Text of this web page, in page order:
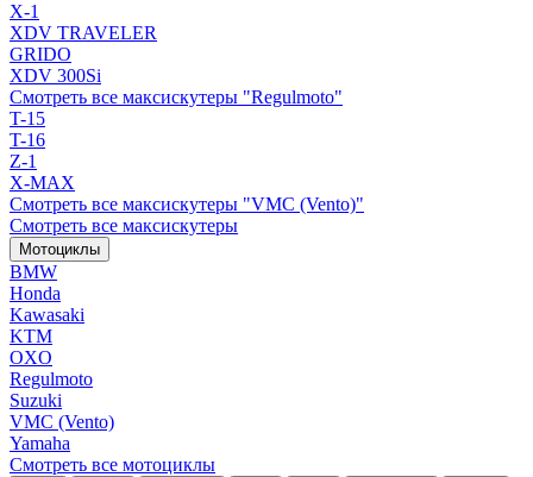
X-1
XDV TRAVELER
GRIDO
XDV 300Si
Смотреть все максискутеры "Regulmoto"
T-15
T-16
Z-1
X-MAX
Смотреть все максискутеры "VMC (Vento)"
Смотреть все максискутеры
Мотоциклы
BMW
Honda
Kawasaki
KTM
OXO
Regulmoto
Suzuki
VMC (Vento)
Yamaha
Смотреть все мотоциклы